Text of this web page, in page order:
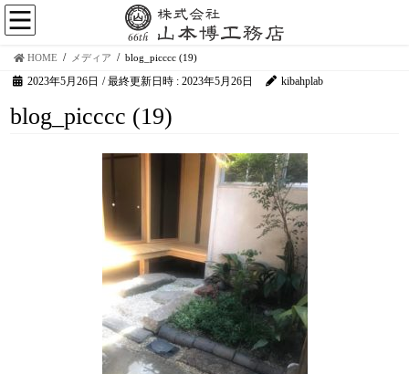
HOME メディア blog_picccc (19)
2023年5月26日 / 最終更新日時 :2023年5月26日 kibahplab
blog_picccc (19)